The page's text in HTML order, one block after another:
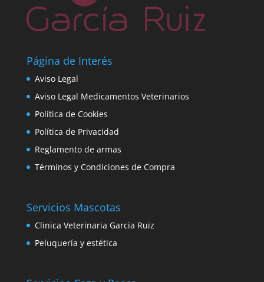
Página de Interés
Aviso Legal
Aviso Legal Medicamentos Veterinarios
Política de Cookies
Política de Privacidad
Reglamento de armas
Términos y Condiciones de Compra
Servicios Mascotas
Clinica Veterinaria Garcia Ruiz
Peluquería y estética